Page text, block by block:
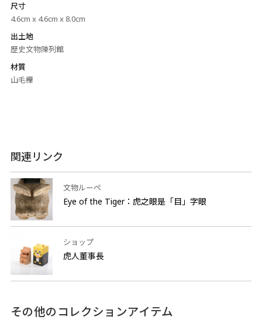
尺寸
4.6cm x 4.6cm x 8.0cm
出土地
歷史文物陳列館
材質
山毛櫸
関連リンク
文物ルーペ
Eye of the Tiger：虎之眼是「目」字眼
ショップ
虎人董事長
その他のコレクションアイテム